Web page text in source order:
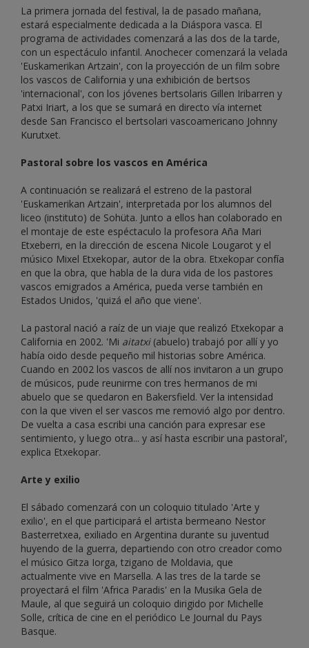
La primera jornada del festival, la de pasado mañana,
estará especialmente dedicada a la Diáspora vasca. El
programa de actividades comenzará a las dos de la tarde,
con un espectáculo infantil. Anochecer comenzará la velada
'Euskamerikan Artzain', con la proyección de un film sobre
los vascos de California y una exhibición de bertsos
'internacional', con los jóvenes bertsolaris Gillen Iribarren y
Patxi Iriart, a los que se sumará en directo vía internet
desde San Francisco el bertsolari vascoamericano Johnny
Kurutxet.
Pastoral sobre los vascos en América
A continuación se realizará el estreno de la pastoral
'Euskamerikan Artzain', interpretada por los alumnos del
liceo (instituto) de Sohüta. Junto a ellos han colaborado en
el montaje de este espéctaculo la profesora Aña Mari
Etxeberri, en la dirección de escena Nicole Lougarot y el
músico Mixel Etxekopar, autor de la obra. Etxekopar confía
en que la obra, que habla de la dura vida de los pastores
vascos emigrados a América, pueda verse también en
Estados Unidos, 'quizá el año que viene'.
La pastoral nació a raíz de un viaje que realizó Etxekopar a
California en 2002. 'Mi aitatxi(abuelo) trabajó por allí y yo
había oido desde pequeño mil historias sobre América.
Cuando en 2002 los vascos de allí nos invitaron a un grupo
de músicos, pude reunirme con tres hermanos de mi
abuelo que se quedaron en Bakersfield. Ver la intensidad
con la que viven el ser vascos me removió algo por dentro.
De vuelta a casa escribi una canción para expresar ese
sentimiento, y luego otra... y así hasta escribir una pastoral',
explica Etxekopar.
Arte y exilio
El sábado comenzará con un coloquio titulado 'Arte y
exilio', en el que participará el artista bermeano Nestor
Basterretxea, exiliado en Argentina durante su juventud
huyendo de la guerra, departiendo con otro creador como
el músico Gitza Iorga, tzigano de Moldavia, que
actualmente vive en Marsella. A las tres de la tarde se
proyectará el film 'Africa Paradis' en la Musika Gela de
Maule, al que seguirá un coloquio dirigido por Michelle
Solle, crítica de cine en el periódico Le Journal du Pays
Basque.